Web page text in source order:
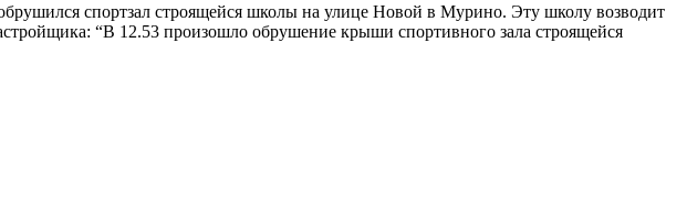
спортзал строящейся школы на улице Новой в Мурино. Эту школу возводит
“В 12.53 произошло обрушение крыши спортивного зала строящейся